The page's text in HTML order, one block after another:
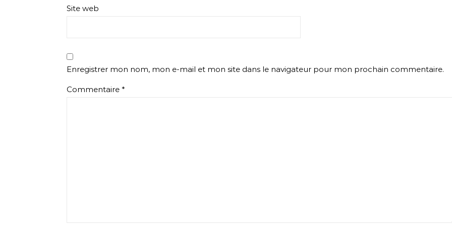
Site web
Enregistrer mon nom, mon e-mail et mon site dans le navigateur pour mon prochain commentaire.
Commentaire *